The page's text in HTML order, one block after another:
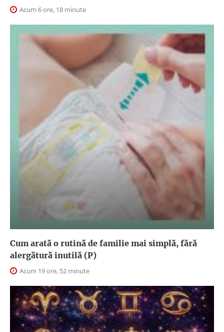
Acum 6 ore, 18 minute
Cum arată o rutină de familie mai simplă, fără
alergătură inutilă (P)
Acum 19 ore, 52 minute